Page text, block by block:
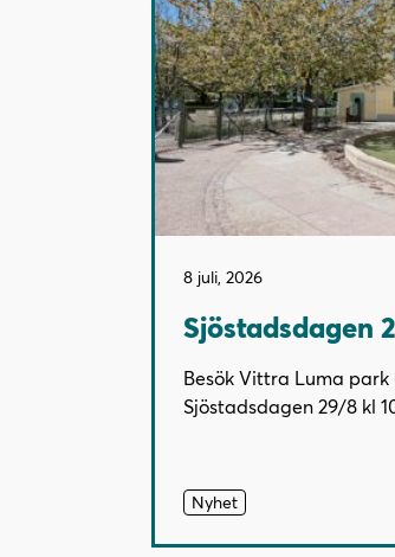
8 juli, 2026
Sjöstadsdagen
Besök Vittra Luma park
Sjöstadsdagen 29/8 kl
Nyhet